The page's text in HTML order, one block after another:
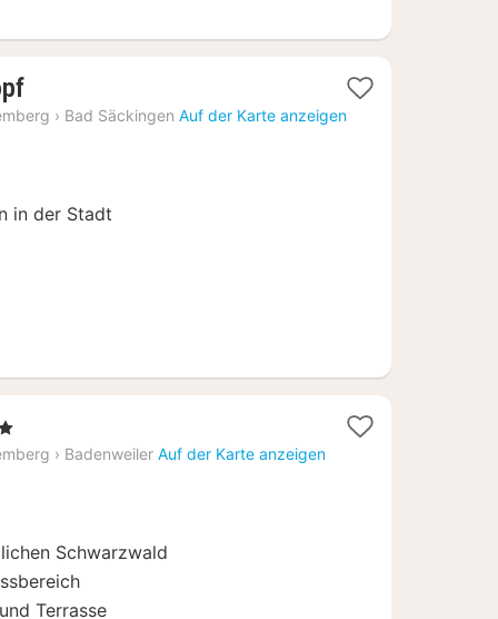
1
Nacht
› Bad Säckingen Auf der Karte anzeigen
in der Stadt
› Badenweiler Auf der Karte anzeigen
Schwarzwald
Terrasse